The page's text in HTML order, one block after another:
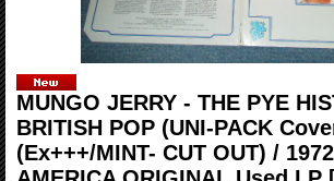
MUNGO JERRY - THE PYE
BRITISH POP (UNI-PACK
(Ex+++/MINT- CUT OUT) /